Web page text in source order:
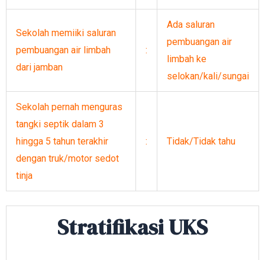
Sekolah memiiki saluran
pembuangan air limbah
dari jamban
:
Ada saluran
pembuangan air
limbah ke
selokan/kali/sungai
Sekolah pernah menguras
tangki septik dalam 3
hingga 5 tahun terakhir
dengan truk/motor sedot
tinja
: Tidak/Tidak tahu
Stratifikasi UKS